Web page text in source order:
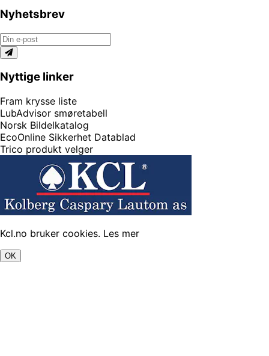
Nyhetsbrev
Nyttige linker
Fram krysse liste
LubAdvisor smøretabell
Norsk Bildelkatalog
EcoOnline Sikkerhet Datablad
Trico produkt velger
Kcl.no bruker cookies. Les mer
OK